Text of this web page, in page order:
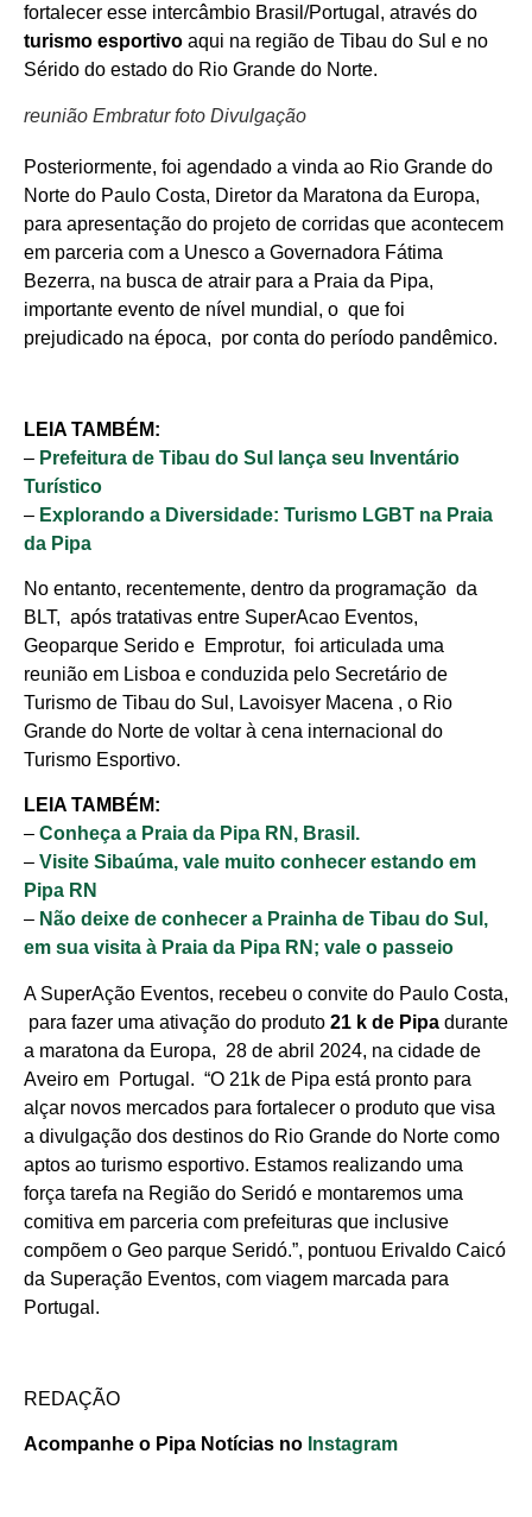
fortalecer esse intercâmbio Brasil/Portugal, através do
turismo esportivo aqui na região de Tibau do Sul e no
Sérido do estado do Rio Grande do Norte.
reunião Embratur foto Divulgação
Posteriormente, foi agendado a vinda ao Rio Grande do
Norte do Paulo Costa, Diretor da Maratona da Europa,
para apresentação do projeto de corridas que acontecem
em parceria com a Unesco a Governadora Fátima
Bezerra, na busca de atrair para a Praia da Pipa,
importante evento de nível mundial, o que foi
prejudicado na época, por conta do período pandêmico.
LEIA TAMBÉM:
– Prefeitura de Tibau do Sul lança seu Inventário
Turístico
– Explorando a Diversidade: Turismo LGBT na Praia
da Pipa
No entanto, recentemente, dentro da programação da
BLT, após tratativas entre SuperAcao Eventos,
Geoparque Serido e Emprotur, foi articulada uma
reunião em Lisboa e conduzida pelo Secretário de
Turismo de Tibau do Sul, Lavoisyer Macena , o Rio
Grande do Norte de voltar à cena internacional do
Turismo Esportivo.
LEIA TAMBÉM:
– Conheça a Praia da Pipa RN, Brasil.
– Visite Sibaúma, vale muito conhecer estando em
Pipa RN
– Não deixe de conhecer a Prainha de Tibau do Sul,
em sua visita à Praia da Pipa RN; vale o passeio
A SuperAção Eventos, recebeu o convite do Paulo Costa,
para fazer uma ativação do produto 21 k de Pipa durante
a maratona da Europa, 28 de abril 2024, na cidade de
Aveiro em Portugal. “O 21k de Pipa está pronto para
alçar novos mercados para fortalecer o produto que visa
a divulgação dos destinos do Rio Grande do Norte como
aptos ao turismo esportivo. Estamos realizando uma
força tarefa na Região do Seridó e montaremos uma
comitiva em parceria com prefeituras que inclusive
compõem o Geo parque Seridó.”, pontuou Erivaldo Caicó
da Superação Eventos, com viagem marcada para
Portugal.
REDAÇÃO
Acompanhe o Pipa Notícias no Instagram